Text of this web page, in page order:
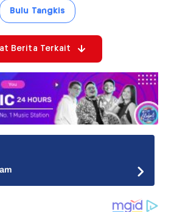
Bulu Tangkis
Berita Terkait